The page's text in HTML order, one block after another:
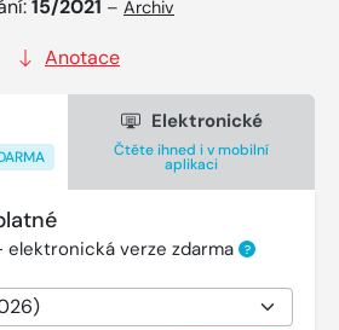
15/2021 – Archiv
Anotace
Elektronické
Čtěte ihned i v mobilní
aplikaci
elektronická verze zdarma ?